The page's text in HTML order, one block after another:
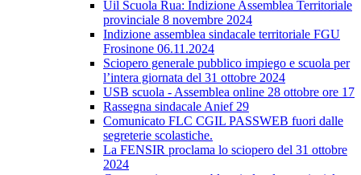
Uil Scuola Rua: Indizione Assemblea Territoriale
provinciale 8 novembre 2024
Indizione assemblea sindacale territoriale FGU
Frosinone 06.11.2024
Sciopero generale pubblico impiego e scuola per
l’intera giornata del 31 ottobre 2024
USB scuola - Assemblea online 28 ottobre ore 17
Rassegna sindacale Anief 29
Comunicato FLC CGIL PASSWEB fuori dalle
segreterie scolastiche.
La FENSIR proclama lo sciopero del 31 ottobre
2024